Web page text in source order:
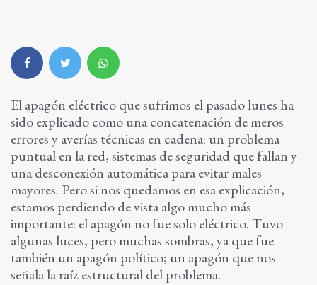
El apagón eléctrico que sufrimos el pasado lunes ha
sido explicado como una concatenación de meros
errores y averías técnicas en cadena: un problema
puntual en la red, sistemas de seguridad que fallan y
una desconexión automática para evitar males
mayores. Pero si nos quedamos en esa explicación,
estamos perdiendo de vista algo mucho más
importante: el apagón no fue solo eléctrico. Tuvo
algunas luces, pero muchas sombras, ya que fue
también un apagón político; un apagón que nos
señala la raíz estructural del problema.